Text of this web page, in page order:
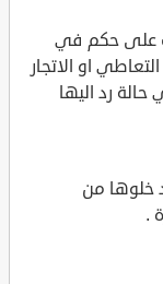
على حكم في
او الاتجار
رد اليها
خلوها من
.